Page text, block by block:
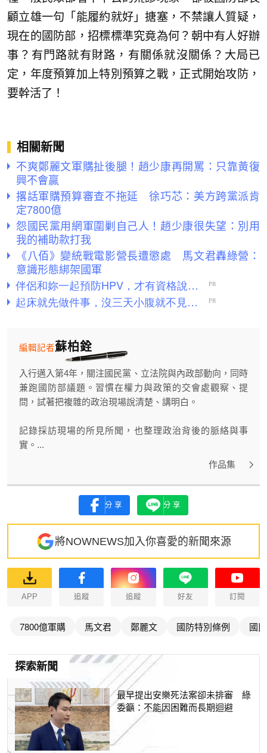
顧立雄一句「能履約就好」搪塞，不禁讓人質疑，
現在的國防部，招標標準究竟為何？朝中有人好辦
事？有門路就有財路，有關係就沒關係？大局已
定，年度預算加上特別預算之戰，正式開始攻防，
要幹活了！
相關新聞
不爽鄭麗文軍購扯後腿！趙少康再開罵：只靠黃復
興不會贏
撂話軍購預算審查不拖延 徐巧芯：美方跨黨派肯
定7800億
怨國民黨用網軍圍剿自己人！趙少康很失望：別用
我的補助款打我
《八佰》變統戰電影營長遭懲處 馬文君轟綠營：
意識形態綁架國軍
蘇柏銓
編輯記者
入行邁入第4年，關注國民黨、立法院與內政部動向，同時
兼跑國防部議題。習慣在權力與政策的交會處觀察、提
問，試著把複雜的政治現場說清楚、講明白。
記錄採訪現場的所見所聞，也整理政治背後的脈絡與事
實。...
作品集
分享 分享
將NOWNEWS加入你喜愛的新聞來源
APP 追蹤 追蹤 好友 訂閱
7800億軍購 馬文君 鄭麗文 國防特別條例 國
探索新聞
最早提出安樂死法案卻未排審 綠
委籲：不能因困難而長期迴避